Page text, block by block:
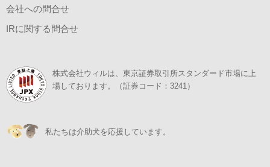
会社への問合せ
IRに関する問合せ
株式会社ウィルは、東京証券取引所スタンダード市場に上
場しております。（証券コード：3241）
私たちは介助犬を応援しています。